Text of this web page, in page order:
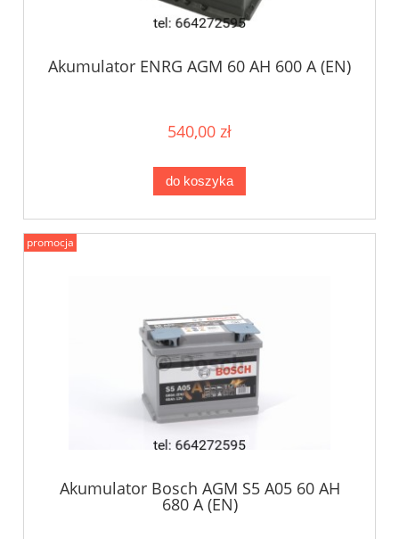
Akumulator ENRG AGM 60 AH 600 A (EN)
540,00 zł
do koszyka
Akumulator Bosch AGM S5 A05 60 AH
680 A (EN)
promocja